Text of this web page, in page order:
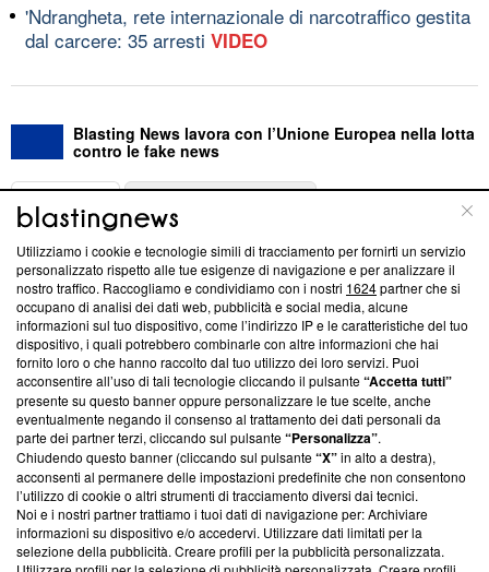
'Ndrangheta, rete internazionale di narcotraffico gestita
dal carcere: 35 arresti VIDEO
Blasting News lavora con l’Unione Europea nella lotta
contro le fake news
ABOUT
Questa sezione offre informazioni trasparenti su Blasting
News, sui nostri processi editoriali e su come ci impegniamo a
creare news di qualità. Inoltre, afferma la nostra aderenza a
‘Trust Project - News with Integrity’Blasting News non è
ancora membro del programma, ma ha richiesto di farne
parte; Trust Project non ha ancora effettuato una verifica di
conformità agli standard.
Su di noi
Team editoriale
Corporate
Redazione
Utilizziamo i cookie e tecnologie simili di tracciamento per fornirti un servizio
personalizzato rispetto alle tue esigenze di navigazione e per analizzare il
nostro traffico. Raccogliamo e condividiamo con i nostri 1624partner che si
occupano di analisi dei dati web, pubblicità e social media, alcune
informazioni sul tuo dispositivo, come l’indirizzo IP e le caratteristiche del tuo
dispositivo, i quali potrebbero combinarle con altre informazioni che hai
fornito loro o che hanno raccolto dal tuo utilizzo dei loro servizi. Puoi
acconsentire all’uso di tali tecnologie cliccando il pulsante“Accetta tutti”
presente su questo banner oppure personalizzare le tue scelte, anche
eventualmente negando il consenso al trattamento dei dati personali da
parte dei partner terzi, cliccando sul pulsante“Personalizza”.
Chiudendo questo banner (cliccando sul pulsante“X”in alto a destra),
acconsenti al permanere delle impostazioni predefinite che non consentono
l’utilizzo di cookie o altri strumenti di tracciamento diversi dai tecnici.
Noi e i nostri partner trattiamo i tuoi dati di navigazione per: Archiviare
informazioni su dispositivo e/o accedervi. Utilizzare dati limitati per la
selezione della pubblicità. Creare profili per la pubblicità personalizzata.